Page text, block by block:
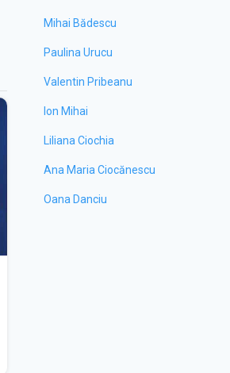
Detalii
Mihai Bădescu
Paulina Urucu
Valentin Pribeanu
Ion Mihai
Liliana Ciochia
Ana Maria Ciocănescu
Oana Danciu